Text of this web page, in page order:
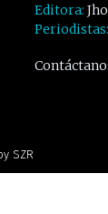
Editora:
Periodistas:
SZR